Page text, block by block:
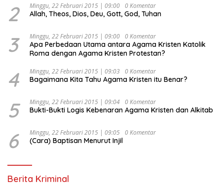
Ekonomi Politik Indonesia) & Simposium Nasional
“Urgensi Undang-Undang Perekonomian Nasional dan
Indonesia Emas 2045”,
2 Minggu, 22 Februari 2015 | 09:00 0 Komentar
Allah, Theos, Dios, Deu, Gott, God, Tuhan
3 Minggu, 22 Februari 2015 | 09:00 0 Komentar
Apa Perbedaan Utama antara Agama Kristen Katolik
Roma dengan Agama Kristen Protestan?
4 Minggu, 22 Februari 2015 | 09:03 0 Komentar
Bagaimana Kita Tahu Agama Kristen itu Benar?
5 Minggu, 22 Februari 2015 | 09:04 0 Komentar
Bukti-Bukti Logis Kebenaran Agama Kristen dan Alkitab
6 Minggu, 22 Februari 2015 | 09:05 0 Komentar
(Cara) Baptisan Menurut Injil
Berita Kriminal